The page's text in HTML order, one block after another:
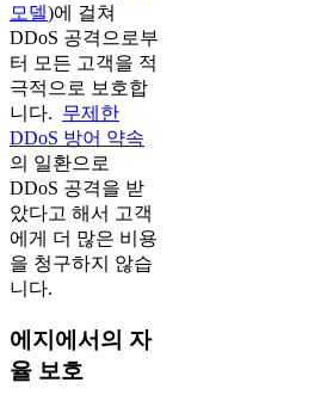
모델)에 걸쳐
DDoS 공격으로부
터 모든 고객을 적
극적으로 보호합
니다. 무제한
DDoS 방어 약속
의 일환으로
DDoS 공격을 받
았다고 해서 고객
에게 더 많은 비용
을 청구하지 않습
니다.
에지에서의 자
율 보호